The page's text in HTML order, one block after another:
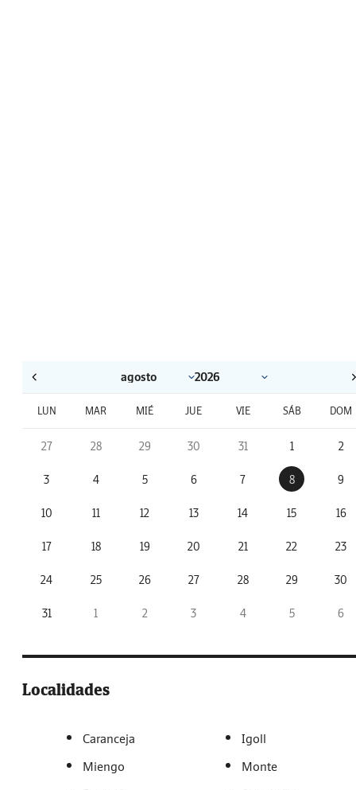
LUN MAR MIÉ JUE VIE SÁB DOM
27 28 29 30 31 1 2
3 4 5 6 7 8 9
10 11 12 13 14 15 16
17 18 19 20 21 22 23
24 25 26 27 28 29 30
31 1 2 3 4 5 6
Localidades
Caranceja
Igoll
Miengo
Monte